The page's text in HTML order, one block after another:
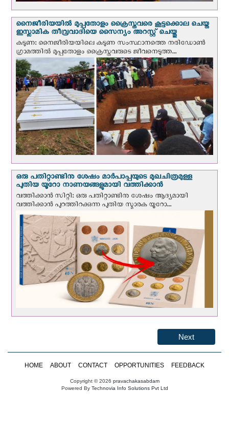
നൈജീരിയയില്‍ മുപ്പതോളം ക്രൈസ്തവരെ കൂട്ടക്കൊല ചെയ്ത
ഇസ്ലാമിക തീവ്രവാദിയെ സൈന്യം അറസ്റ്റ് ചെയ്തു
കടുണ: നൈജീരിയയിലെ കടുണ സംസ്ഥാനത്തെ നരിഡോൺ
ഗ്രാമത്തിൽ മുപ്പതോളം ക്രൈസ്തവരുടെ ജീവനെടുത്ത...
ഒരു പതിറ്റാണ്ടിനു ശേഷം മാർപാപ്പയുടെ മുഖചിത്രമുള്ള
പുതിയ യൂറോ നാണയങ്ങളുമായി വത്തിക്കാന്‍
വത്തിക്കാന്‍ സിറ്റി: ഒരു പതിറ്റാണ്ടിനു ശേഷം ആദ്യമായി
വത്തിക്കാൻ പുറത്തിറക്കുന്ന പുതിയ സ്മാരക യൂറോ...
Next
HOME ABOUT CONTACT OPPORTUNITIES FEEDBACK
Copyright © 2026 pravachakasabdam
Powered ByTechnovia Info Solutions Pvt Ltd